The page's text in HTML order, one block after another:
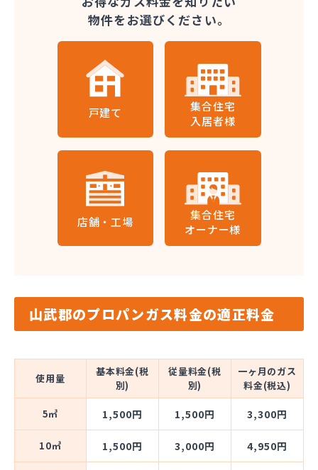
物件をお選びください。
戸建て
集合住宅
入居者様
店舗・工場
集合住宅
オーナー様
山武郡のプロパンガス料金の適正料金
使用量
基本料金(税
別)
従量料金(税
別)
一ヶ月のガス
料金(税込)
5㎥ 1,500円 1,500円 3,300円
10㎥ 1,500円 3,000円 4,950円